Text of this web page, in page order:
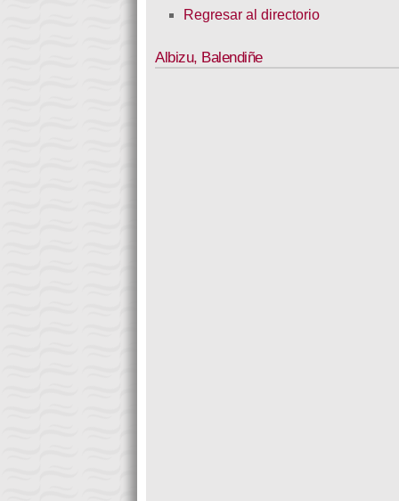
Regresar al directorio
Albizu, Balendiñe